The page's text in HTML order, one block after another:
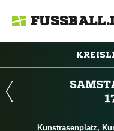
Kunstrasenplatz,